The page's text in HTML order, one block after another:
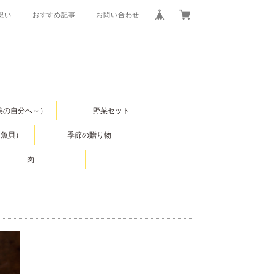
い おすすめ記事 お問い合わせ
自分へ～） 野菜セット
貝） 季節の贈り物
肉